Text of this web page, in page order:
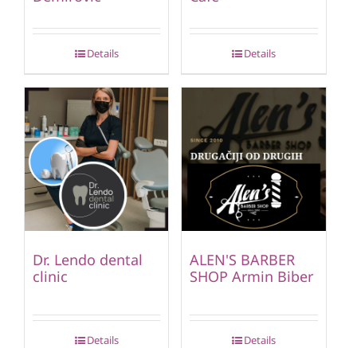
Details Details
Dr. Lendo dental
clinic
Details
ALEN'S BARBER
SHOP Armin Biber
Details